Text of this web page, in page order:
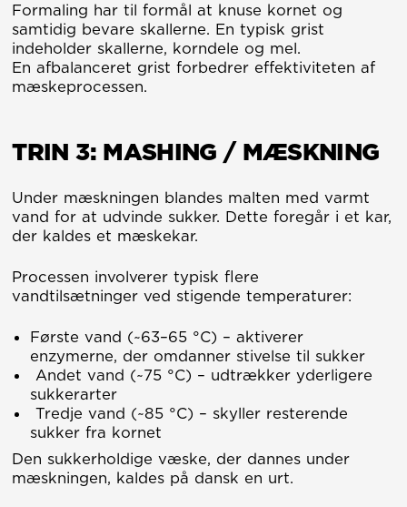
Formaling har til formål at knuse kornet og
samtidig bevare skallerne. En typisk grist
indeholder skallerne, korndele og mel.
En afbalanceret grist forbedrer effektiviteten af
mæskeprocessen.
TRIN 3: MASHING / MÆSKNING
Under mæskningen blandes malten med varmt
vand for at udvinde sukker. Dette foregår i et kar,
der kaldes et mæskekar.
Processen involverer typisk flere
vandtilsætninger ved stigende temperaturer:
Første vand (~63–65 °C) – aktiverer
enzymerne, der omdanner stivelse til sukker
Andet vand (~75 °C) – udtrækker yderligere
sukkerarter
Tredje vand (~85 °C) – skyller resterende
sukker fra kornet
Den sukkerholdige væske, der dannes under
mæskningen, kaldes på dansk en urt.